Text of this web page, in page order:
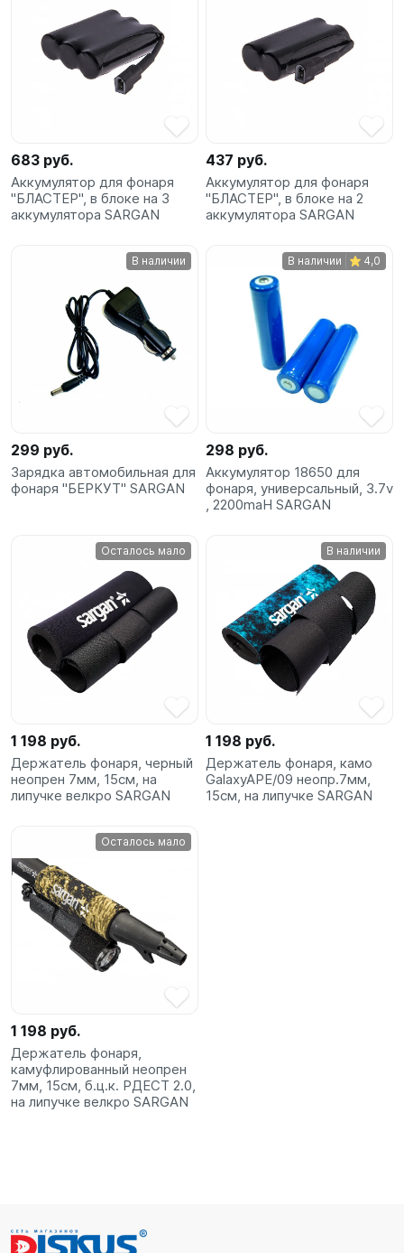
683 руб.
Аккумулятор для фонаря
"БЛАСТЕР", в блоке на 3
аккумулятора SARGAN
437 руб.
Аккумулятор для фонаря
"БЛАСТЕР", в блоке на 2
аккумулятора SARGAN
В наличии
299 руб.
Зарядка автомобильная для
фонаря "БЕРКУТ" SARGAN
В наличии 4,0
298 руб.
Аккумулятор 18650 для
фонаря, универсальный, 3.7v
, 2200maH SARGAN
Осталось мало
1 198 руб.
Держатель фонаря, черный
неопрен 7мм, 15см, на
липучке велкро SARGAN
В наличии
1 198 руб.
Держатель фонаря, камо
GalaxyAPE/09 неопр.7мм,
15см, на липучке SARGAN
Осталось мало
1 198 руб.
Держатель фонаря,
камуфлированный неопрен
7мм, 15см, б.ц.к. РДЕСТ 2.0,
на липучке велкро SARGAN